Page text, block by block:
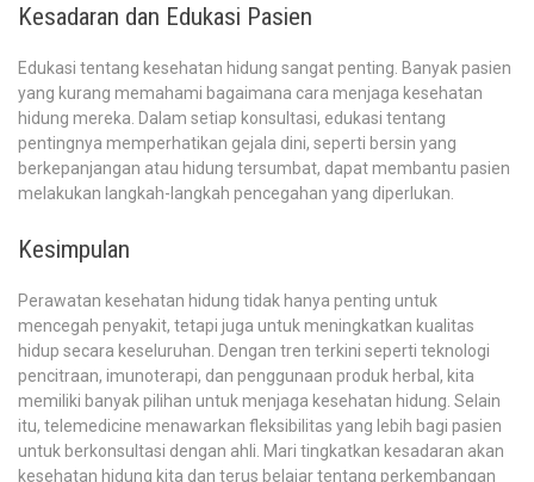
Kesadaran dan Edukasi Pasien
Edukasi tentang kesehatan hidung sangat penting. Banyak pasien
yang kurang memahami bagaimana cara menjaga kesehatan
hidung mereka. Dalam setiap konsultasi, edukasi tentang
pentingnya memperhatikan gejala dini, seperti bersin yang
berkepanjangan atau hidung tersumbat, dapat membantu pasien
melakukan langkah-langkah pencegahan yang diperlukan.
Kesimpulan
Perawatan kesehatan hidung tidak hanya penting untuk
mencegah penyakit, tetapi juga untuk meningkatkan kualitas
hidup secara keseluruhan. Dengan tren terkini seperti teknologi
pencitraan, imunoterapi, dan penggunaan produk herbal, kita
memiliki banyak pilihan untuk menjaga kesehatan hidung. Selain
itu, telemedicine menawarkan fleksibilitas yang lebih bagi pasien
untuk berkonsultasi dengan ahli. Mari tingkatkan kesadaran akan
kesehatan hidung kita dan terus belajar tentang perkembangan